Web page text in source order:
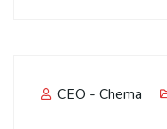
CEO - Chema